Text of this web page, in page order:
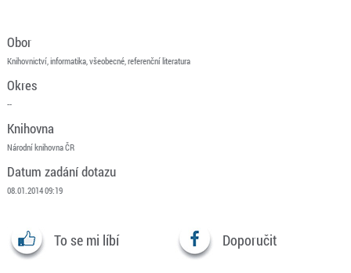
Obor
Knihovnictví, informatika, všeobecné, referenční literatura
Okres
--
Knihovna
Národní knihovna ČR
Datum zadání dotazu
08.01.2014 09:19
To se mi líbí Doporučit